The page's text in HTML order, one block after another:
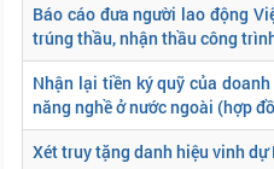
Báo cáo đưa người lao động
trúng thầu, nhận thầu công
Nhận lại tiền ký quỹ của
năng nghề ở nước ngoài (hợp
Xét truy tặng danh hiệu vinh dự